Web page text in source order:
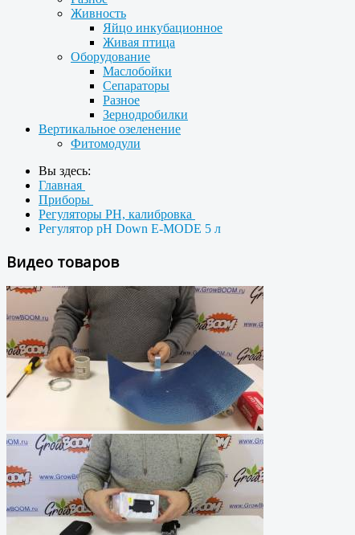
Живность
Яйцо инкубационное
Живая птица
Оборудование
Маслобойки
Сепараторы
Разное
Зернодробилки
Вертикальное озеленение
Фитомодули
Вы здесь:
Главная
Приборы
Регуляторы PH, калибровка
Регулятор pH Down E-MODE 5 л
Видео товаров